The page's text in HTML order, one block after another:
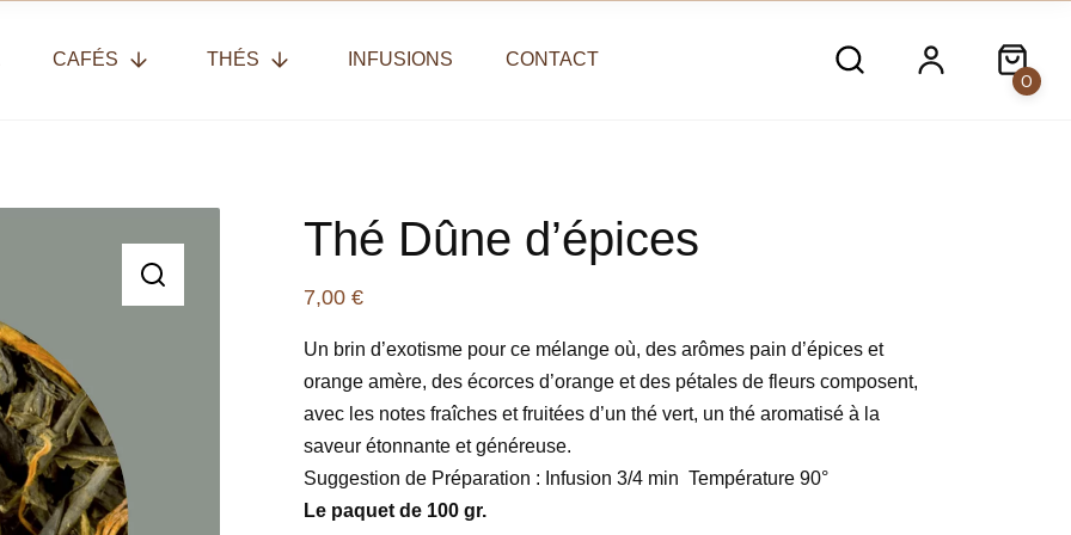
CAFÉS THÉS INFUSIONS CONTACT
0
Thé Dûne d’épices
7,00 €
Un brin d’exotisme pour ce mélange où, des arômes pain d’épices et
orange amère, des écorces d’orange et des pétales de fleurs composent,
avec les notes fraîches et fruitées d’un thé vert, un thé aromatisé à la
saveur étonnante et généreuse.
Suggestion de Préparation : Infusion 3/4 min Température 90°
Le paquet de 100 gr.